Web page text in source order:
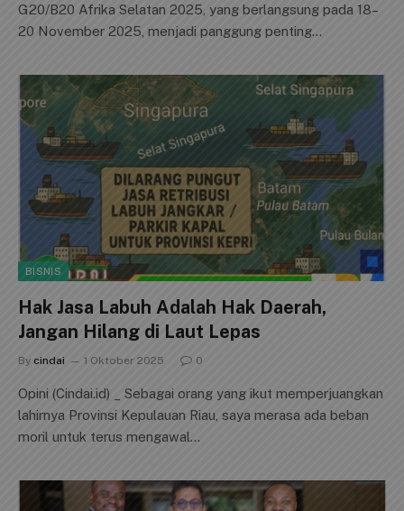
G20/B20 Afrika Selatan 2025, yang berlangsung pada 18–
20 November 2025, menjadi panggung penting…
BISNIS
Hak Jasa Labuh Adalah Hak Daerah,
Jangan Hilang di Laut Lepas
By cindai 1 Oktober 2025 0
Opini (Cindai.id) _ Sebagai orang yang ikut memperjuangkan
lahirnya Provinsi Kepulauan Riau, saya merasa ada beban
moril untuk terus mengawal…